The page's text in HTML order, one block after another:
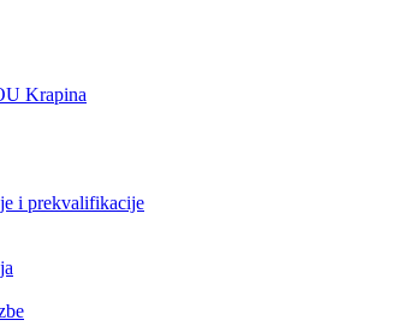
Krapina
i prekvalifikacije